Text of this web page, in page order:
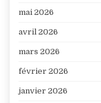
mai 2026
avril 2026
mars 2026
février 2026
janvier 2026